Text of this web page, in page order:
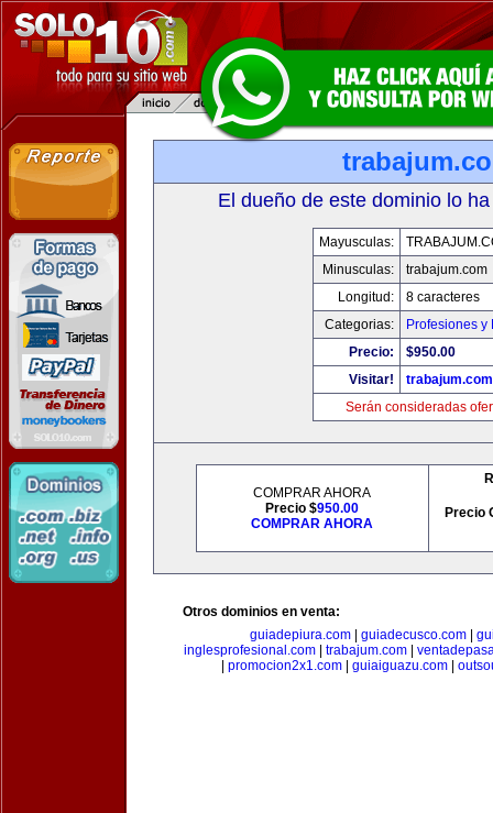
El dueño de este dominio lo
Mayusculas:
Minusculas:
trabajum.com
Longitud:
8 caracteres
Categorias:
Profesiones y
Precio:
$950.00
Visitar!
trabajum.com
Serán consideradas
COMPRAR AHORA
Precio $950.00
COMPRAR AHORA
Precio
Otros dominios en venta:
guiadepiura.com| guiadecusco.com|
inglesprofesional.com| trabajum.com|
promocion2x1.com guiaiguazu.com